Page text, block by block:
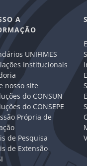
A
UNIFIMES
Institucionais
nosso site
do CONSUN
do CONSEPE
Própria de
de Pesquisa
de Extensão